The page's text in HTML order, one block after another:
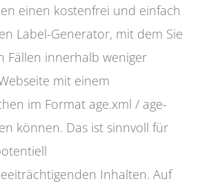
einen kostenfrei und einfach
Label-Generator, mit dem Sie
Fällen innerhalb weniger
mit einem
im Format age.xml / age-
können. Das ist sinnvoll für
Inhalten. Auf